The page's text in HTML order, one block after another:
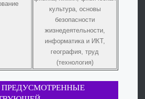
культура, основы
безопасности
жизнедеятельности,
информатика и ИКТ,
география, труд
(технология)
ПРЕДУСМОТРЕННЫЕ